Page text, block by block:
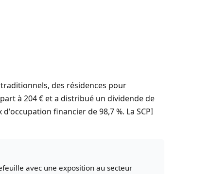
des résidences pour
à 204 € et a distribué un dividende de
financier de 98,7 %. La SCPI
avec une exposition au secteur